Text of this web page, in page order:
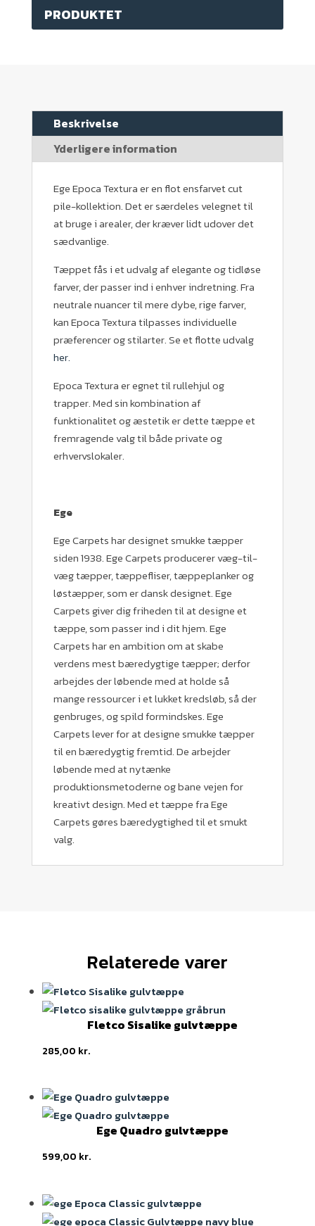
PRODUKTET
Beskrivelse
Yderligere information
Ege Epoca Textura er en flot ensfarvet cut
pile-kollektion. Det er særdeles velegnet til
at bruge i arealer, der kræver lidt udover det
sædvanlige.
Tæppet fås i et udvalg af elegante og tidløse
farver, der passer ind i enhver indretning. Fra
neutrale nuancer til mere dybe, rige farver,
kan Epoca Textura tilpasses individuelle
præferencer og stilarter. Se et flotte udvalg
her.
Epoca Textura er egnet til rullehjul og
trapper. Med sin kombination af
funktionalitet og æstetik er dette tæppe et
fremragende valg til både private og
erhvervslokaler.
Ege
Ege Carpets har designet smukke tæpper
siden 1938. Ege Carpets producerer væg-til-
væg tæpper, tæppefliser, tæppeplanker og
løstæpper, som er dansk designet. Ege
Carpets giver dig friheden til at designe et
tæppe, som passer ind i dit hjem. Ege
Carpets har en ambition om at skabe
verdens mest bæredygtige tæpper; derfor
arbejdes der løbende med at holde så
mange ressourcer i et lukket kredsløb, så der
genbruges, og spild formindskes. Ege
Carpets lever for at designe smukke tæpper
til en bæredygtig fremtid. De arbejder
løbende med at nytænke
produktionsmetoderne og bane vejen for
kreativt design. Med et tæppe fra Ege
Carpets gøres bæredygtighed til et smukt
valg.
Relaterede varer
Fletco Sisalike gulvtæppe
285,00 kr.
Ege Quadro gulvtæppe
599,00 kr.